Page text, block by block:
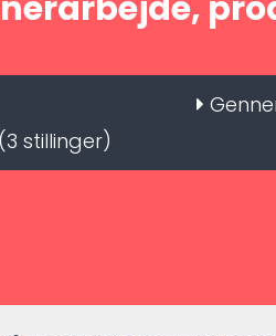
(3 stillinger)